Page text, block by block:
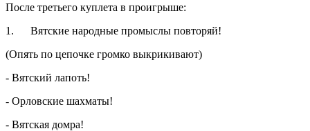
После третьего куплета в проигрыше:
1. Вятские народные промыслы повторяй!
(Опять по цепочке громко выкрикивают)
- Вятский лапоть!
- Орловские шахматы!
- Вятская домра!